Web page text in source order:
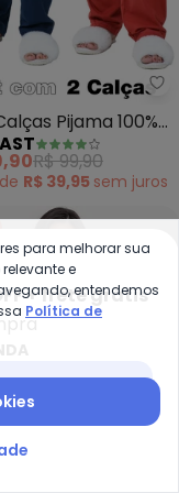
Pijama (Floral
Pijama 100%
(Multicores)
R$ 99,90
de R$ 39,95 sem juros
+ frete grátis
para melhorar sua
e
entendemos
Política de